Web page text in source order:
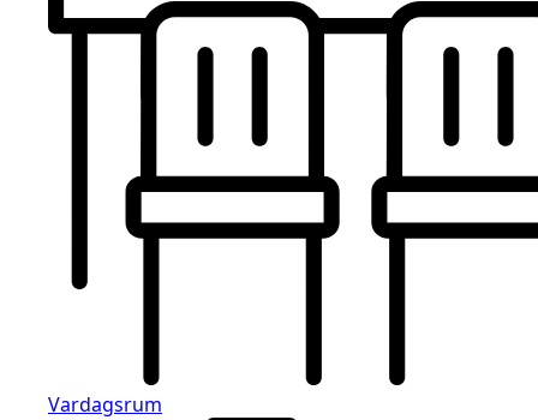
Vardagsrum